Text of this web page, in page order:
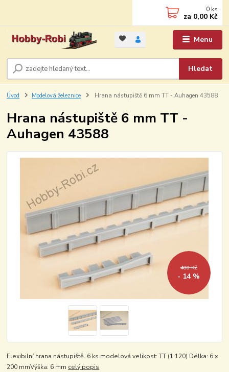
Menu
Hledat
0 ks
za 0,00 Kč
Úvod Modelová železnice Hrana nástupiště 6 mm TT - Auhagen 43588
Hrana nástupiště 6 mm TT -
Auhagen 43588
400 Kč
- 14 %
Flexibilní hrana nástupiště. 6 ks modelová velikost: TT (1:120) Délka: 6 x
200 mmVýška: 6 mm celý popis